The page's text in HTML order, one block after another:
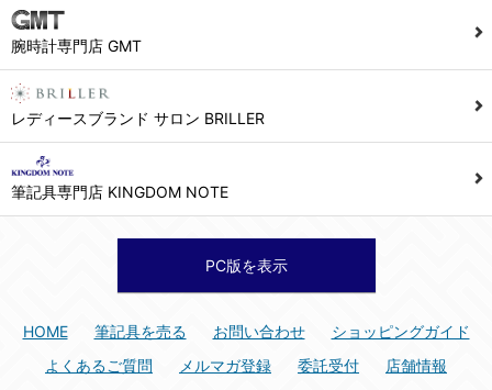
腕時計専門店 GMT
レディースブランド サロン BRILLER
筆記具専門店 KINGDOM NOTE
PC版を表示
HOME 筆記具を売る お問い合わせ
ショッピングガイド
よくあるご質問
メルマガ登録 委託受付 店舗情報